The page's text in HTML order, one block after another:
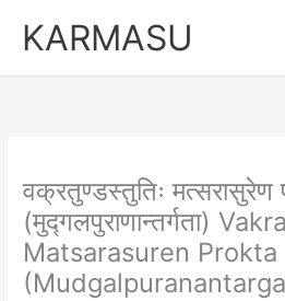
KARMASU
वक्रतुण्डस्तुतिः मत्सरासुरेण
(मुद्गलपुराणान्तर्गता)
Matsarasuren Prokta